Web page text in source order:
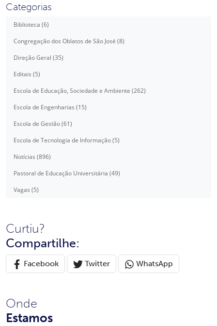
Categorias
Biblioteca (6)
Congregação dos Oblatos de São José (8)
Direção Geral (35)
Editais (5)
Escola de Educação, Sociedade e Ambiente (262)
Escola de Engenharias (15)
Escola de Gestão (61)
Escola de Tecnologia de Informação (5)
Notícias (896)
Pastoral de Educação Universitária (49)
Vagas (5)
Curtiu?
Compartilhe:
Facebook Twitter WhatsApp
Onde
Estamos